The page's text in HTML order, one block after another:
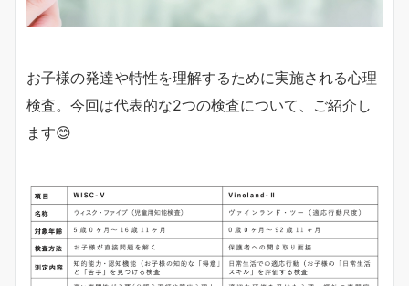
お子様の発達や特性を理解するために実施される心理
検査。今回は代表的な2つの検査について、ご紹介し
ます😊